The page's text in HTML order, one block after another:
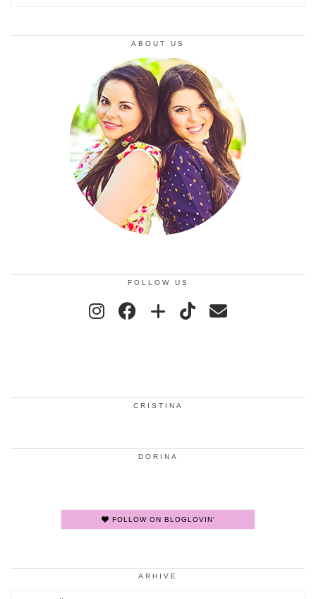
ABOUT US
FOLLOW US
CRISTINA
DORINA
FOLLOW ON BLOGLOVIN'
ARHIVE